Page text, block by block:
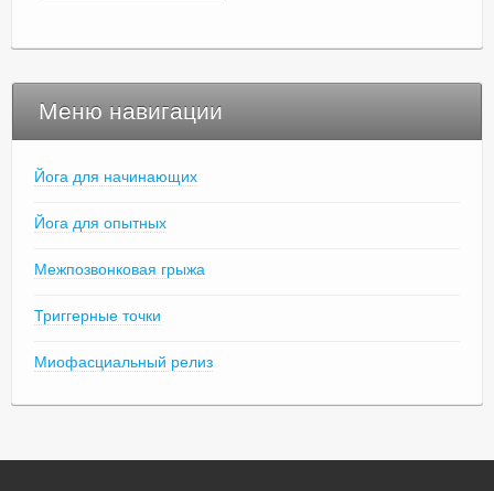
Меню навигации
Йога для начинающих
Йога для опытных
Межпозвонковая грыжа
Триггерные точки
Миофасциальный релиз